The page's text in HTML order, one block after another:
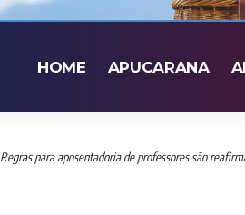
HOME APUCARANA
Regras para aposentadoria de professores são